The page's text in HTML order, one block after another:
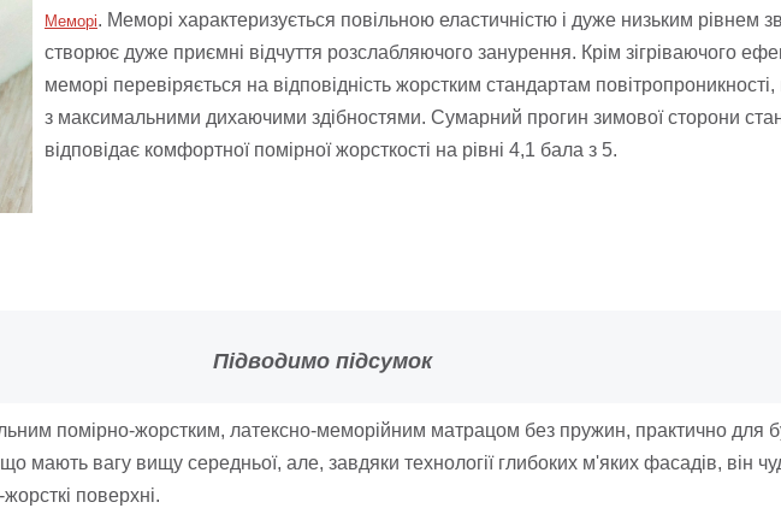
Меморі. Меморі характеризується повільною еластичністю і дуже низьким рівнем
створює дуже приємні відчуття розслабляючого занурення. Крім зігріваючого
меморі перевіряється на відповідність жорстким стандартам
з максимальними дихаючими здібностями. Сумарний прогин зимової сторони
відповідає комфортної помірної жорсткості на рівні 4,1 бала з 5.
Підводимо підсумок
помірно-жорстким, латексно-меморійним матрацом без пружин, практично для
мають вагу вищу середньої, але, завдяки технології глибоких м'яких фасадів, він
поверхні.